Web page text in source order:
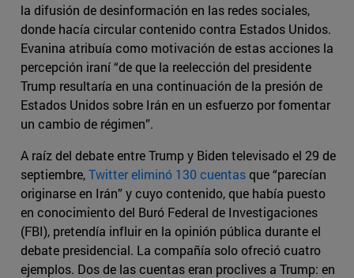
la difusión de desinformación en las redes sociales,
donde hacía circular contenido contra Estados Unidos.
Evanina atribuía como motivación de estas acciones la
percepción iraní “de que la reelección del presidente
Trump resultaría en una continuación de la presión de
Estados Unidos sobre Irán en un esfuerzo por fomentar
un cambio de régimen”.
A raíz del debate entre Trump y Biden televisado el 29 de
septiembre,Twitter eliminó 130 cuentasque “parecían
originarse en Irán” y cuyo contenido, que había puesto
en conocimiento del Buró Federal de Investigaciones
(FBI), pretendía influir en la opinión pública durante el
debate presidencial. La compañía solo ofreció cuatro
ejemplos. Dos de las cuentas eran proclives a Trump: en